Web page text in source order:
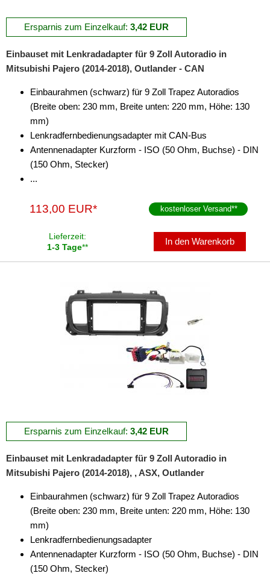
Ersparnis zum Einzelkauf: 3,42 EUR
Einbauset mit Lenkradadapter für 9 Zoll Autoradio in
Mitsubishi Pajero (2014-2018), Outlander - CAN
Einbaurahmen (schwarz) für 9 Zoll Trapez Autoradios
(Breite oben: 230 mm, Breite unten: 220 mm, Höhe: 130
mm)
Lenkradfernbedienungsadapter mit CAN-Bus
Antennenadapter Kurzform - ISO (50 Ohm, Buchse) - DIN
(150 Ohm, Stecker)
...
113,00 EUR* kostenloser Versand**
Lieferzeit:
1-3 Tage**
In den Warenkorb
Ersparnis zum Einzelkauf: 3,42 EUR
Einbauset mit Lenkradadapter für 9 Zoll Autoradio in
Mitsubishi Pajero (2014-2018), , ASX, Outlander
Einbaurahmen (schwarz) für 9 Zoll Trapez Autoradios
(Breite oben: 230 mm, Breite unten: 220 mm, Höhe: 130
mm)
Lenkradfernbedienungsadapter
Antennenadapter Kurzform - ISO (50 Ohm, Buchse) - DIN
(150 Ohm, Stecker)